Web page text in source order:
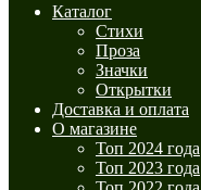
Каталог
Стихи
Проза
Значки
Открытки
Доставка и оплата
О магазине
Топ 2024 года
Топ 2023 года